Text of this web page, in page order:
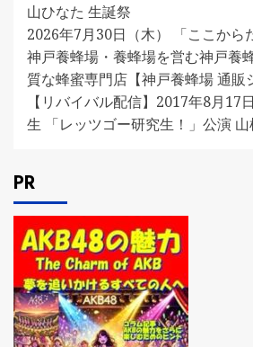
山ひなた 生誕祭
2026年7月30日（木） 「ここから
神戸養蜂場・養蜂場を営む神戸養
質な蜂蜜専門店【神戸養蜂場 通販
【リバイバル配信】2017年8月17
生 「レッツゴー研究生！」公演
PR